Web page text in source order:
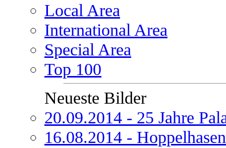
Local Area
International Area
Special Area
Top 100
Neueste Bilder
20.09.2014 - 25 Jahre
16.08.2014 -